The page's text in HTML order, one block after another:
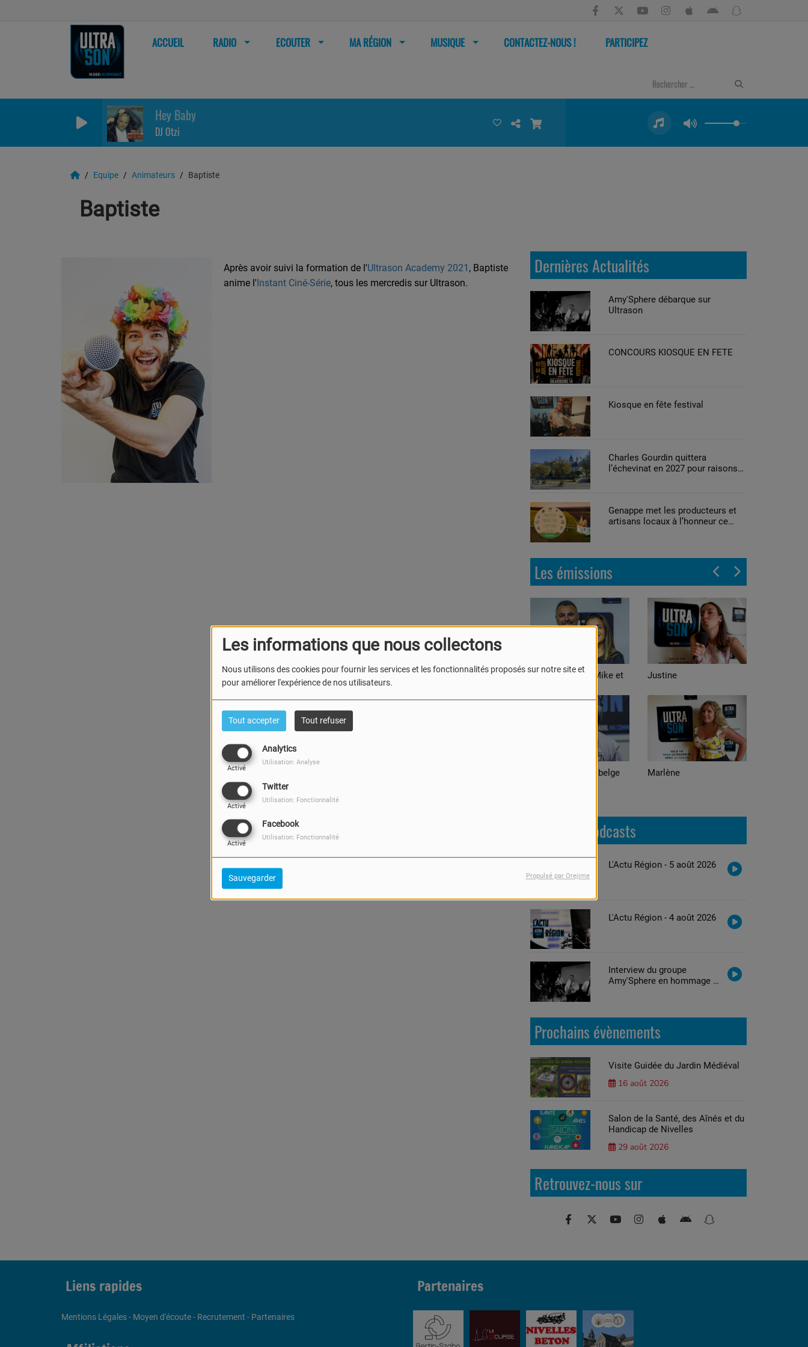
Les informations que nous collectons
Nous utilisons des cookies pour fournir les services et les fonctionnalités proposés sur notre site et
pour améliorer l'expérience de nos utilisateurs.
Tout accepter Tout refuser
Analytics
Activé
Utilisation: Analyse
Twitter
Activé
Utilisation: Fonctionnalité
Facebook
Activé
Utilisation: Fonctionnalité
Sauvegarder Propulsé par Orejime
ACCUEIL RADIO ECOUTER MA RÉGION MUSIQUE CONTACTEZ-NOUS ! PARTICIPEZ
Hey Baby
DJ Otzi
Equipe Animateurs Baptiste
Baptiste
Après avoir suivi la formation de l'Ultrason Academy 2021 , Baptiste
anime l'Instant Ciné-Série, tous les mercredis sur Ultrason.
Dernières Actualités
Amy'Sphere débarque sur
Ultrason
CONCOURS KIOSQUE EN FETE
Kiosque en fête festival
Charles Gourdin quittera
l’échevinat en 2027 pour raisons
Genappe met les producteurs et
artisans locaux à l’honneur ce
Les émissions
Le Brunch avec Mike et
Ecoute! C'est du belge
Justine
Marlène
Derniers podcasts
L'Actu Région - 5 août 2026
L'Actu Région - 4 août 2026
Interview du groupe
Amy'Sphere en hommage à
Prochains évènements
Visite Guidée du Jardin Médiéval
16 août 2026
Salon de la Santé, des Aînés et du
Handicap de Nivelles
29 août 2026
Retrouvez-nous sur
Liens rapides
Mentions Légales- Moyen d'écoute- Recrutement - Partenaires
Partenaires